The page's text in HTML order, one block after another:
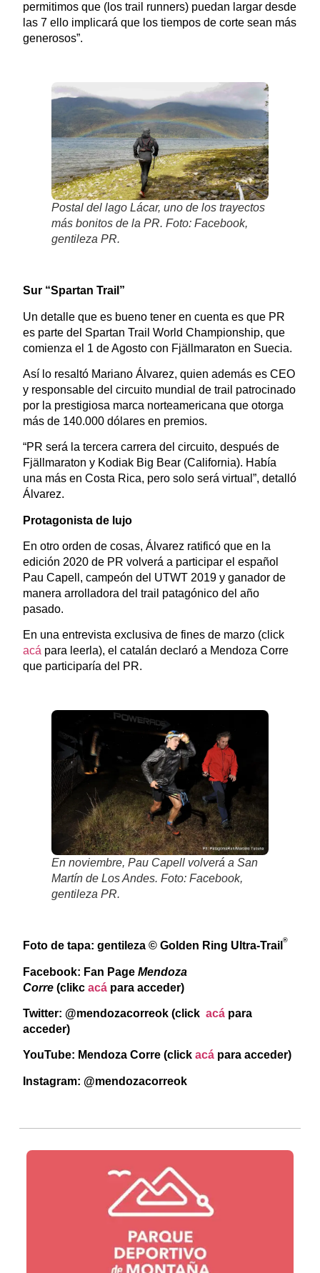
permitimos que (los trail runners) puedan largar desde
las 7 ello implicará que los tiempos de corte sean más
generosos”.
Postal del lago Lácar, uno de los trayectos
más bonitos de la PR. Foto: Facebook,
gentileza PR.
Sur “Spartan Trail”
Un detalle que es bueno tener en cuenta es que PR
es parte del Spartan Trail World Championship, que
comienza el 1 de Agosto con Fjällmaraton en Suecia.
Así lo resaltó Mariano Álvarez, quien además es CEO
y responsable del circuito mundial de trail patrocinado
por la prestigiosa marca norteamericana que otorga
más de 140.000 dólares en premios.
“PR será la tercera carrera del circuito, después de
Fjällmaraton y Kodiak Big Bear (California). Había
una más en Costa Rica, pero solo será virtual”, detalló
Álvarez.
Protagonista de lujo
En otro orden de cosas, Álvarez ratificó que en la
edición 2020 de PR volverá a participar el español
Pau Capell, campeón del UTWT 2019 y ganador de
manera arrolladora del trail patagónico del año
pasado.
En una entrevista exclusiva de fines de marzo (click
acápara leerla), el catalán declaró a Mendoza Corre
que participaría del PR.
En noviembre, Pau Capell volverá a San
Martín de Los Andes. Foto: Facebook,
gentileza PR.
Foto de tapa: gentileza © Golden Ring Ultra-Trail ®
Facebook: Fan Page Mendoza
Corre(clikc acápara acceder)
Twitter: @mendozacorreok (click acápara
acceder)
YouTube: Mendoza Corre (click acápara acceder)
Instagram: @mendozacorreok